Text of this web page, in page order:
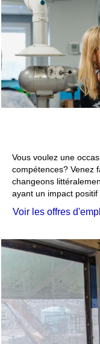
Vous voulez une
compétences? Venez
changeons
ayant un impact
Voir les offres